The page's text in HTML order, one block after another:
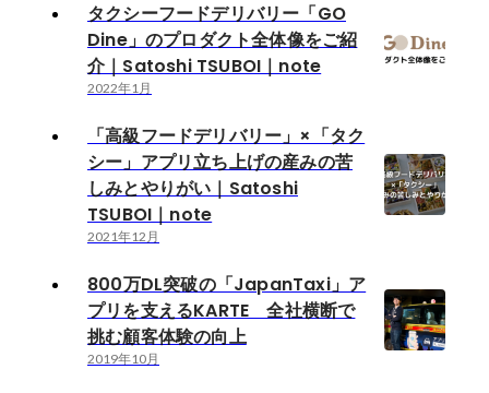
タクシーフードデリバリー「GO
Dine」のプロダクト全体像をご紹
介｜Satoshi TSUBOI｜note
2022年1月
「高級フードデリバリー」×「タク
シー」アプリ立ち上げの産みの苦
しみとやりがい｜Satoshi
TSUBOI｜note
2021年12月
800万DL突破の「JapanTaxi」ア
プリを支えるKARTE 全社横断で
挑む顧客体験の向上
2019年10月